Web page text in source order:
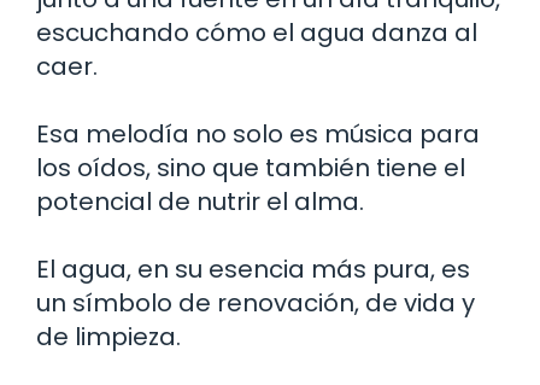
escuchando cómo el agua danza al
caer.
Esa melodía no solo es música para
los oídos, sino que también tiene el
potencial de nutrir el alma.
El agua, en su esencia más pura, es
un símbolo de renovación, de vida y
de limpieza.